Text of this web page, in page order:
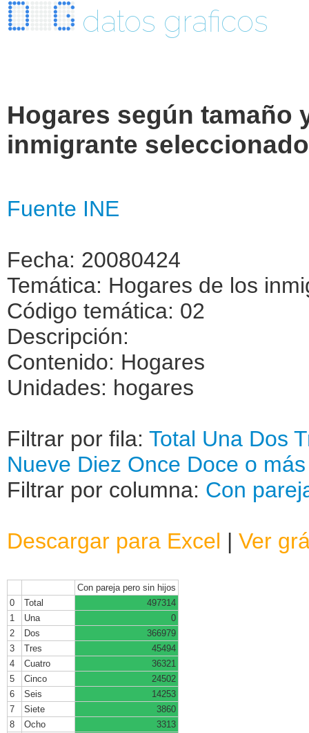
datos graficos
Hogares según tamaño
inmigrante
Fuente INE
Fecha: 20080424
Temática: Hogares de los
Código temática: 02
Descripción:
Contenido: Hogares
Unidades: hogares
Filtrar por fila: Total Una Dos
Nueve Diez Once Doce o más
Filtrar por columna: Con
Descargar para Excel | Ver
Con pareja pero sin hijos
0
Total
497314
1
Una
0
2
Dos
366979
3
Tres
45494
4
Cuatro
36321
5
Cinco
24502
6
Seis
14253
7
Siete
3860
8
Ocho
3313